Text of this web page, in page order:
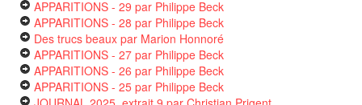
APPARITIONS - 29 par Philippe Beck
APPARITIONS - 28 par Philippe Beck
Des trucs beaux par Marion Honnoré
APPARITIONS - 27 par Philippe Beck
APPARITIONS - 26 par Philippe Beck
APPARITIONS - 25 par Philippe Beck